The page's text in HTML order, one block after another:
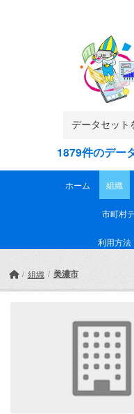
1879件のデー
ホーム 組織
市町村
利用方法
組織 美濃市